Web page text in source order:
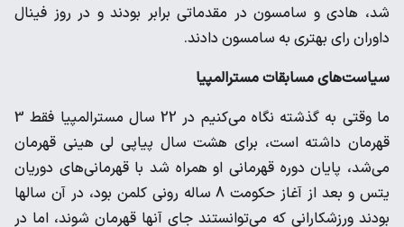
شد، هادی و سامسون در مقدماتی برابر بودند و در روز فینال
داوران رای بهتری به سامسون دادند.
سیاست‌های مسابقات مسترالمپیا
ما وقتی به گذشته نگاه می‌کنیم در 22 سال مسترالمپیا فقط 3
قهرمان داشته است، برای هشت سال پیاپی لی هینی قهرمان
می‌شد، پایان دوره قهرمانی او همراه شد با قهرمانی‌های دوریان
یتس و بعد از آغاز حکومت 8 ساله رونی کلمن بود، در آن سالها
بودند ورزشکارانی که می‌توانستند جای آنها قهرمان شوند، اما در